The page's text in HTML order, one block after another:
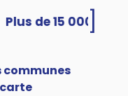
communes